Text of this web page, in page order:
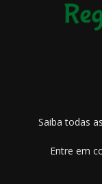
Saiba todas
Entre em